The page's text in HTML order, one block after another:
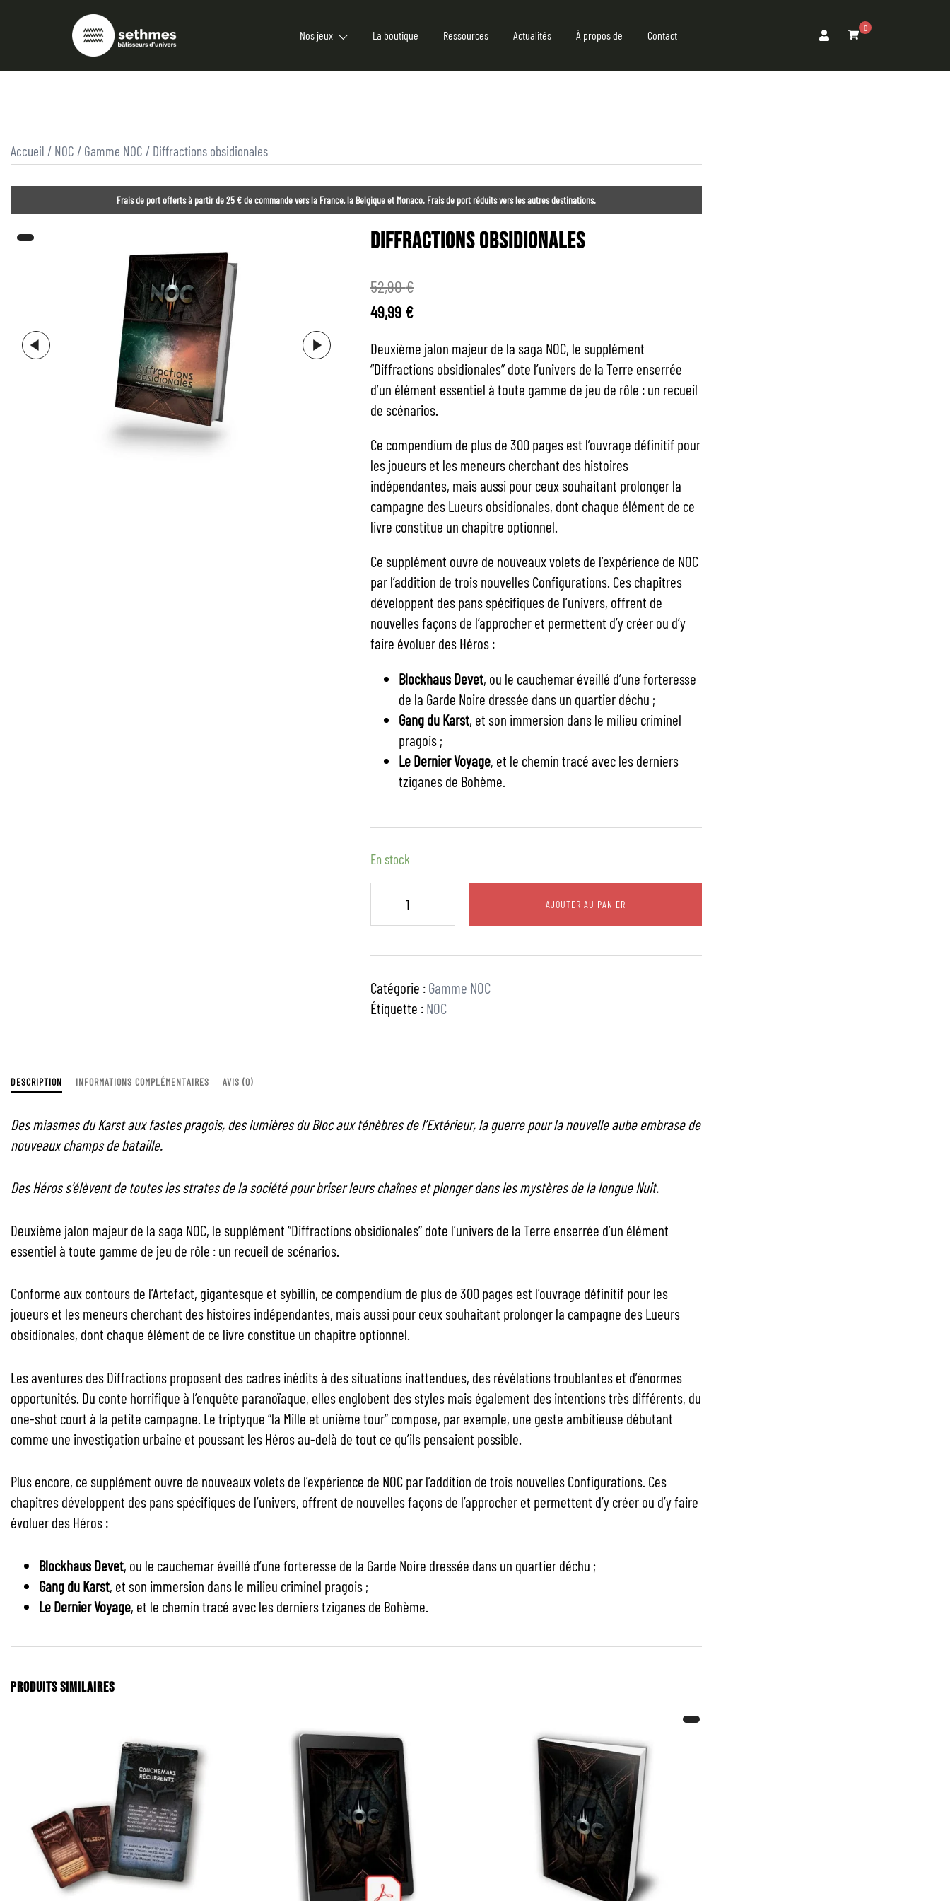
Nos jeux La boutique Ressources Actualités À propos de Contact
0
Accueil / NOC / Gamme NOC / Diffractions obsidionales
Frais de port offerts à partir de 25 € de commande vers la France, la Belgique et Monaco. Frais de port réduits vers les autres destinations.
DIFFRACTIONS OBSIDIONALES
52,90€
49,99 €
Deuxième jalon majeur de la saga NOC, le supplément
“Diffractions obsidionales” dote l’univers de la Terre enserrée
d’un élément essentiel à toute gamme de jeu de rôle : un recueil
de scénarios.
Ce compendium de plus de 300 pages est l’ouvrage définitif pour
les joueurs et les meneurs cherchant des histoires
indépendantes, mais aussi pour ceux souhaitant prolonger la
campagne des Lueurs obsidionales, dont chaque élément de ce
livre constitue un chapitre optionnel.
Ce supplément ouvre de nouveaux volets de l’expérience de NOC
par l’addition de trois nouvelles Configurations. Ces chapitres
développent des pans spécifiques de l’univers, offrent de
nouvelles façons de l’approcher et permettent d’y créer ou d’y
faire évoluer des Héros :
Blockhaus Devet, ou le cauchemar éveillé d’une forteresse
de la Garde Noire dressée dans un quartier déchu ;
Gang du Karst, et son immersion dans le milieu criminel
pragois ;
Le Dernier Voyage, et le chemin tracé avec les derniers
tziganes de Bohème.
En stock
AJOUTER AU PANIER
Catégorie : Gamme NOC
Étiquette : NOC
DESCRIPTION INFORMATIONS COMPLÉMENTAIRES AVIS (0)
Des miasmes du Karst aux fastes pragois, des lumières du Bloc aux ténèbres de l’Extérieur, la guerre pour la nouvelle aube embrase de
nouveaux champs de bataille.
Des Héros s’élèvent de toutes les strates de la société pour briser leurs chaînes et plonger dans les mystères de la longue Nuit.
Deuxième jalon majeur de la saga NOC, le supplément “Diffractions obsidionales” dote l’univers de la Terre enserrée d’un élément
essentiel à toute gamme de jeu de rôle : un recueil de scénarios.
Conforme aux contours de l’Artefact, gigantesque et sybillin, ce compendium de plus de 300 pages est l’ouvrage définitif pour les
joueurs et les meneurs cherchant des histoires indépendantes, mais aussi pour ceux souhaitant prolonger la campagne des Lueurs
obsidionales, dont chaque élément de ce livre constitue un chapitre optionnel.
Les aventures des Diffractions proposent des cadres inédits à des situations inattendues, des révélations troublantes et d’énormes
opportunités. Du conte horrifique à l’enquête paranoïaque, elles englobent des styles mais également des intentions très différents, du
one-shot court à la petite campagne. Le triptyque “la Mille et unième tour” compose, par exemple, une geste ambitieuse débutant
comme une investigation urbaine et poussant les Héros au-delà de tout ce qu’ils pensaient possible.
Plus encore, ce supplément ouvre de nouveaux volets de l’expérience de NOC par l’addition de trois nouvelles Configurations. Ces
chapitres développent des pans spécifiques de l’univers, offrent de nouvelles façons de l’approcher et permettent d’y créer ou d’y faire
évoluer des Héros :
Blockhaus Devet, ou le cauchemar éveillé d’une forteresse de la Garde Noire dressée dans un quartier déchu ;
Gang du Karst, et son immersion dans le milieu criminel pragois ;
Le Dernier Voyage, et le chemin tracé avec les derniers tziganes de Bohème.
PRODUITS SIMILAIRES